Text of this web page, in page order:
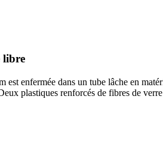
libre
enfermée dans un tube lâche en
plastiques renforcés de fibres de